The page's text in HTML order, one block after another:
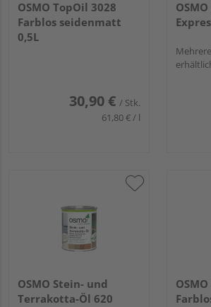
OSMO TopOil 3028
Farblos seidenmatt
0,5L
30,90 € / Stk.
61,80 € / l
OSMO Stein- und
Terrakotta-Öl 620